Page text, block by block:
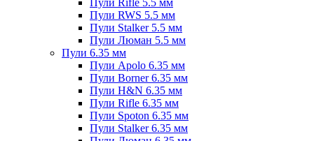
Пули RWS 5.5 мм
Пули Stalker 5.5 мм
Пули Люман 5.5 мм
Пули 6.35 мм
Пули Apolo 6.35 мм
Пули Borner 6.35 мм
Пули H&N 6.35 мм
Пули Rifle 6.35 мм
Пули Spoton 6.35 мм
Пули Stalker 6.35 мм